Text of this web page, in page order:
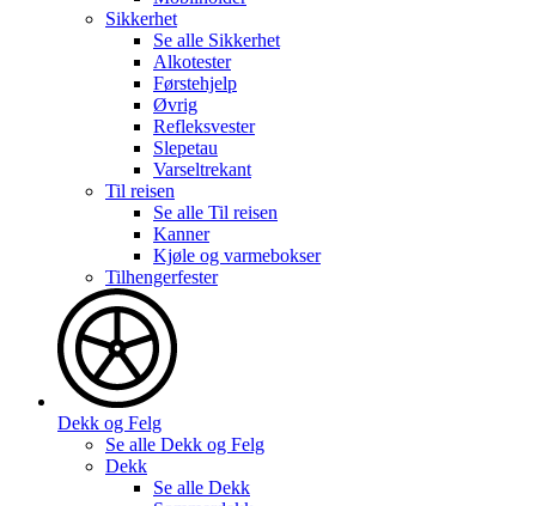
Sikkerhet
Se alle Sikkerhet
Alkotester
Førstehjelp
Øvrig
Refleksvester
Slepetau
Varseltrekant
Til reisen
Se alle Til reisen
Kanner
Kjøle og varmebokser
Tilhengerfester
Dekk og Felg
Se alle Dekk og Felg
Dekk
Se alle Dekk